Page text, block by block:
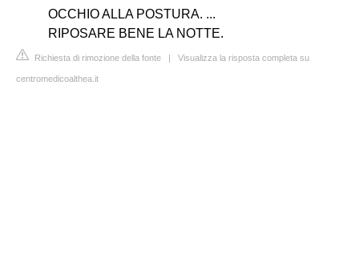
OCCHIO ALLA POSTURA. ...
RIPOSARE BENE LA NOTTE.
Richiesta di rimozione della fonte | Visualizza la risposta completa su
centromedicoalthea.it